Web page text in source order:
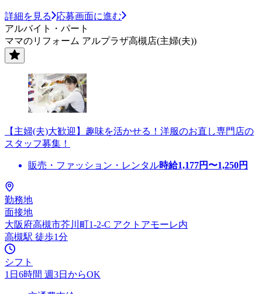
詳細を見る
応募画面に進む
アルバイト・パート
ママのリフォーム アルプラザ高槻店(主婦(夫))
【主婦(夫)大歓迎】趣味を活かせる！洋服のお直し専門店の
スタッフ募集！
販売・ファッション・レンタル時給1,177円〜1,250円
勤務地
面接地
大阪府高槻市芥川町1-2-C アクトアモーレ内
高槻駅 徒歩1分
シフト
1日6時間 週3日からOK